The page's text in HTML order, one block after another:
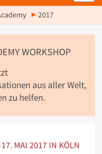
2017
WORKSHOP
aus aller Welt,
zu helfen.
MAI 2017 IN KÖLN